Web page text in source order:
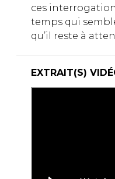
ces
temps qui
qu’il reste à
EXTRAIT(S)